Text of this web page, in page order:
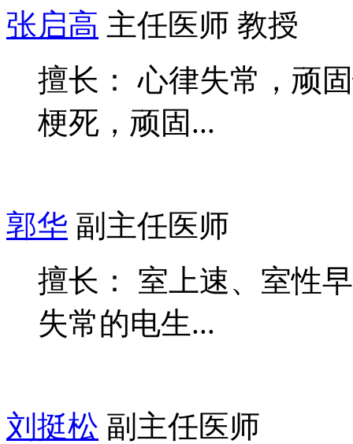
张启高 主任医师 教授
擅长： 心律失常，顽
梗死，顽固...
郭华 副主任医师
擅长： 室上速、室性
失常的电生...
刘挺松 副主任医师